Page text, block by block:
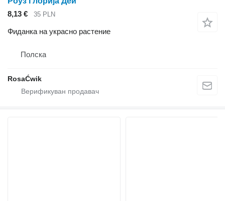
8,13 €
35 PLN
Фиданка на украсно растение
Полска
RosaĆwik